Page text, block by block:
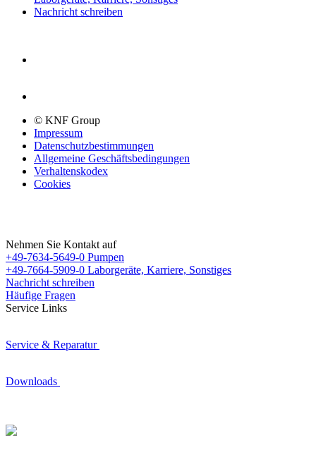
Nachricht schreiben
© KNF Group
Impressum
Datenschutzbestimmungen
Allgemeine Geschäftsbedingungen
Verhaltenskodex
Cookies
Nehmen Sie Kontakt auf
+49-7634-5649-0 Pumpen
+49-7664-5909-0 Laborgeräte, Karriere, Sonstiges
Nachricht schreiben
Häufige Fragen
Service Links
Service & Reparatur
Downloads